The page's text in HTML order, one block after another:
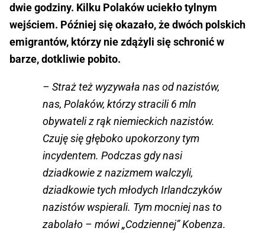
dwie godziny. Kilku Polaków uciekło tylnym
wejściem. Później się okazało, że dwóch polskich
emigrantów, którzy nie zdążyli się schronić w
barze, dotkliwie pobito.
– Straż też wyzywała nas od nazistów,
nas, Polaków, którzy stracili 6 mln
obywateli z rąk niemieckich nazistów.
Czuję się głęboko upokorzony tym
incydentem. Podczas gdy nasi
dziadkowie z nazizmem walczyli,
dziadkowie tych młodych Irlandczyków
nazistów wspierali. Tym mocniej nas to
zabolało – mówi „Codziennej” Kobenza.